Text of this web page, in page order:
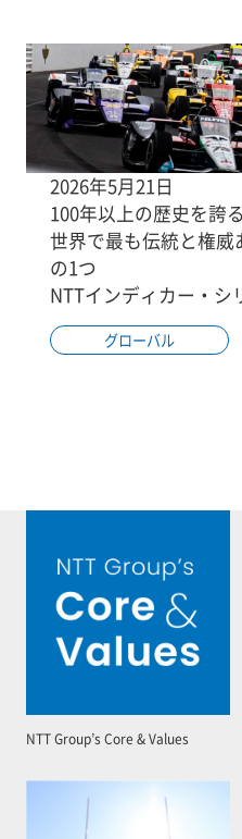
2026年5月21日
100年以上の歴史を誇る
世界で最も伝統と権
の1つ
NTTインディカー・シ
グローバル
NTT Group’s Core & Values